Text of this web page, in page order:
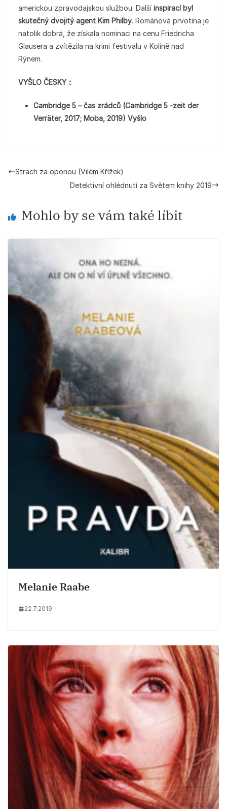
americkou zpravodajskou službou. Další inspirací byl
skutečný dvojitý agent Kim Philby. Románová prvotina je
natolik dobrá, že získala nominaci na cenu Friedricha
Glausera a zvítězila na krimi festivalu v Kolíně nad
Rýnem.
VYŠLO ČESKY ::
Cambridge 5 – čas zrádců (Cambridge 5 -zeit der
Verräter, 2017; Moba, 2019) Vyšlo
Strach za oponou (Vilém Křížek)
Detektivní ohlédnutí za Světem knihy 2019
Mohlo by se vám také líbit
Melanie Raabe
22.7.2019